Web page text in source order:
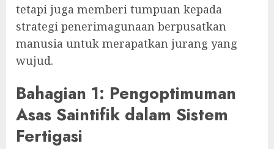
tetapi juga memberi tumpuan kepada
strategi penerimagunaan berpusatkan
manusia untuk merapatkan jurang yang
wujud.
Bahagian 1: Pengoptimuman
Asas Saintifik dalam Sistem
Fertigasi